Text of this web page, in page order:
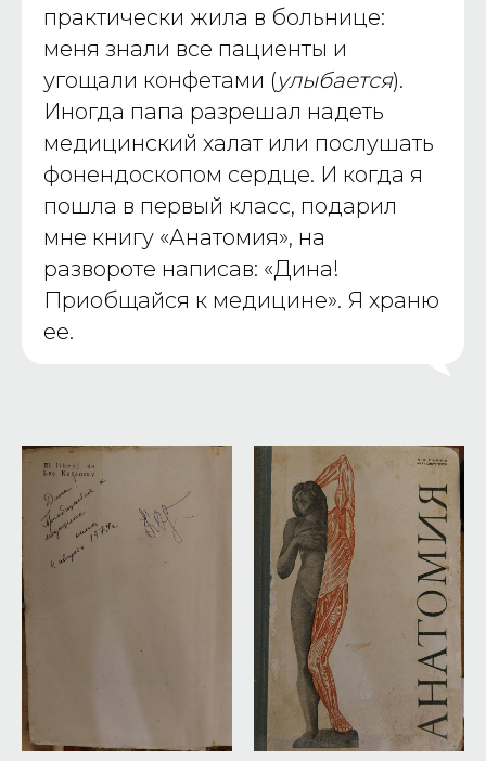
практически жила в больнице:
меня знали все пациенты и
угощали конфетами (улыбается).
Иногда папа разрешал надеть
медицинский халат или послушать
фонендоскопом сердце. И когда я
пошла в первый класс, подарил
мне книгу «Анатомия», на
развороте написав: «Дина!
Приобщайся к медицине». Я храню
ее.